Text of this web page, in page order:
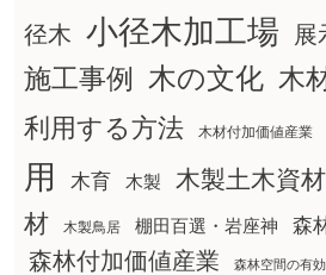
径木 小径木加工場 展
施工事例
木の文化 木
利用する方法
木材付加価値産業
用
木育 木製 木製土木資材
材
木製鳥居 棚田百選・岩座神 森
森林付加価値産業 森林空間の有